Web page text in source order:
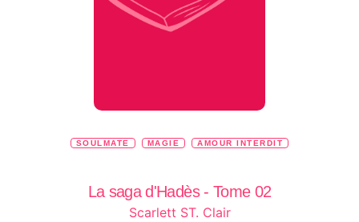
SOULMATE MAGIE AMOUR INTERDIT
La saga d'Hadès - Tome 02
Scarlett ST. Clair